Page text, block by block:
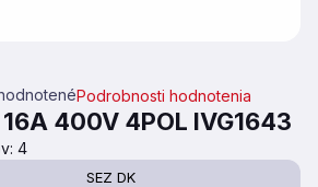
produktu je 0,0 z 5 hviezdičiek.
Podrobnosti hodnotenia
400V 4POL IVG1643
4
SEZ DK